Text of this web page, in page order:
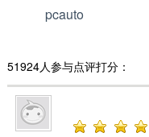
pcauto
51924人参与点评打分：